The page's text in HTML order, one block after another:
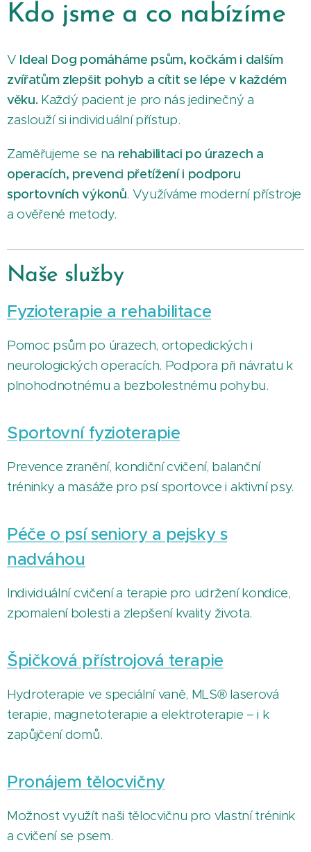
Kdo jsme a co nabízíme
V Ideal Dog pomáháme psům, kočkám i dalším
zvířatům zlepšit pohyb a cítit se lépe v každém
věku. Každý pacient je pro nás jedinečný a
zaslouží si individuální přístup.
Zaměřujeme se na rehabilitaci po úrazech a
operacích, prevenci přetížení i podporu
sportovních výkonů. Využíváme moderní přístroje
a ověřené metody.
Naše služby
Fyzioterapie a rehabilitace
Pomoc psům po úrazech, ortopedických i
neurologických operacích. Podpora při návratu k
plnohodnotnému a bezbolestnému pohybu.
Sportovní fyzioterapie
Prevence zranění, kondiční cvičení, balanční
tréninky a masáže pro psí sportovce i aktivní psy.
Péče o psí seniory a pejsky s
nadváhou
Individuální cvičení a terapie pro udržení kondice,
zpomalení bolesti a zlepšení kvality života.
Špičková přístrojová terapie
Hydroterapie ve speciální vaně, MLS® laserová
terapie, magnetoterapie a elektroterapie – i k
zapůjčení domů.
Pronájem tělocvičny
Možnost využít naši tělocvičnu pro vlastní trénink
a cvičení se psem.